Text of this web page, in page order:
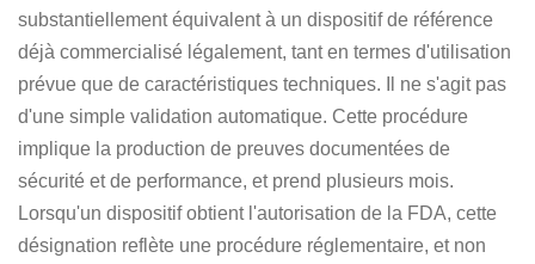
substantiellement équivalent à un dispositif de référence
déjà commercialisé légalement, tant en termes d'utilisation
prévue que de caractéristiques techniques. Il ne s'agit pas
d'une simple validation automatique. Cette procédure
implique la production de preuves documentées de
sécurité et de performance, et prend plusieurs mois.
Lorsqu'un dispositif obtient l'autorisation de la FDA, cette
désignation reflète une procédure réglementaire, et non